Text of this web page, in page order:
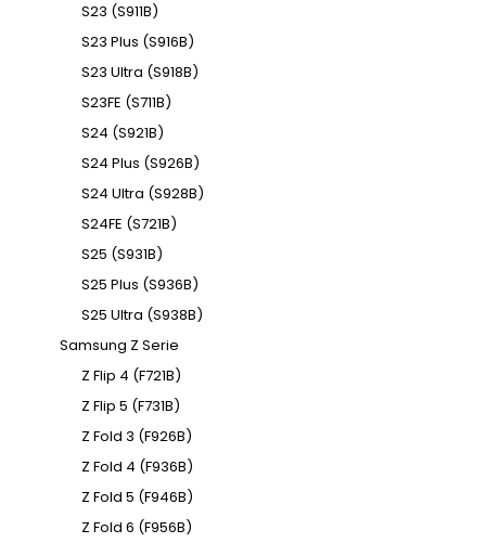
S23 (S911B)
S23 Plus (S916B)
S23 Ultra (S918B)
S23FE (S711B)
S24 (S921B)
S24 Plus (S926B)
S24 Ultra (S928B)
S24FE (S721B)
S25 (S931B)
S25 Plus (S936B)
S25 Ultra (S938B)
Samsung Z Serie
Z Flip 4 (F721B)
Z Flip 5 (F731B)
Z Fold 3 (F926B)
Z Fold 4 (F936B)
Z Fold 5 (F946B)
Z Fold 6 (F956B)